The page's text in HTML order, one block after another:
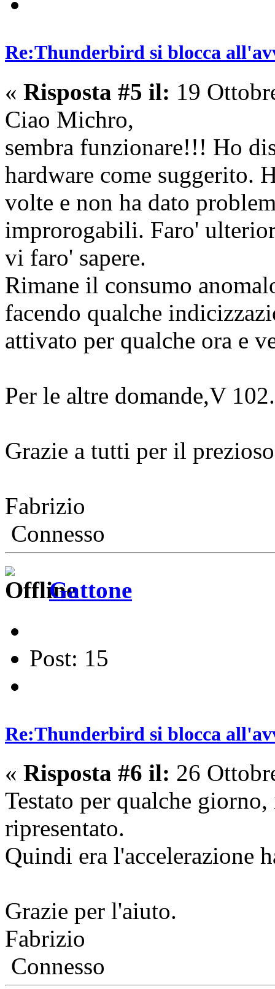
Re:Thunderbird si blocca
« Risposta #5 il: 19
Ciao Michro,
sembra funzionare!!! Ho
hardware come suggerito.
volte e non ha dato
improrogabili. Faro'
vi faro' sapere.
Rimane il consumo
facendo qualche
attivato per qualche ora e
Per le altre domande,V
Grazie a tutti per il
Fabrizio
Connesso
Gattone
Post: 15
Re:Thunderbird si blocca
« Risposta #6 il: 26
Testato per qualche
ripresentato.
Quindi era l'accelerazione
Grazie per l'aiuto.
Fabrizio
Connesso